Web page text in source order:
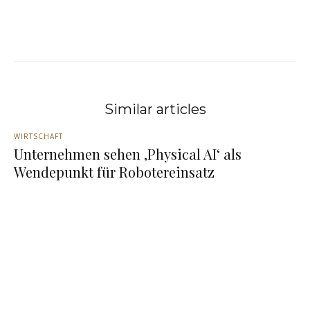
Similar articles
WIRTSCHAFT
Unternehmen sehen ‚Physical AI‘ als
Wendepunkt für Robotereinsatz